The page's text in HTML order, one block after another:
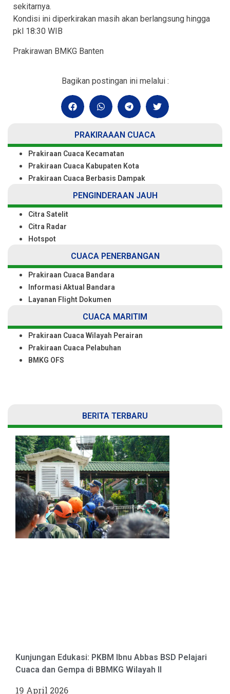
sekitarnya.
Kondisi ini diperkirakan masih akan berlangsung hingga
pkl 18:30 WIB
Prakirawan BMKG Banten
Bagikan postingan ini melalui :
PRAKIRAAAN CUACA
Prakiraan Cuaca Kecamatan
Prakiraan Cuaca Kabupaten Kota
Prakiraan Cuaca Berbasis Dampak
PENGINDERAAN JAUH
Citra Satelit
Citra Radar
Hotspot
CUACA PENERBANGAN
Prakiraan Cuaca Bandara
Informasi Aktual Bandara
Layanan Flight Dokumen
CUACA MARITIM
Prakiraan Cuaca Wilayah Perairan
Prakiraan Cuaca Pelabuhan
BMKG OFS
BERITA TERBARU
Kunjungan Edukasi: PKBM Ibnu Abbas BSD Pelajari
Cuaca dan Gempa di BBMKG Wilayah II
19 April 2026